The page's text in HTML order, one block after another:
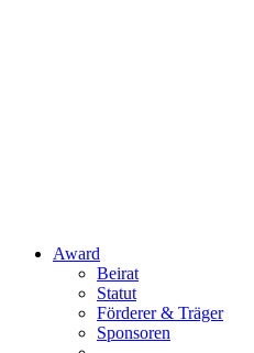
Award
Beirat
Statut
Förderer & Träger
Sponsoren